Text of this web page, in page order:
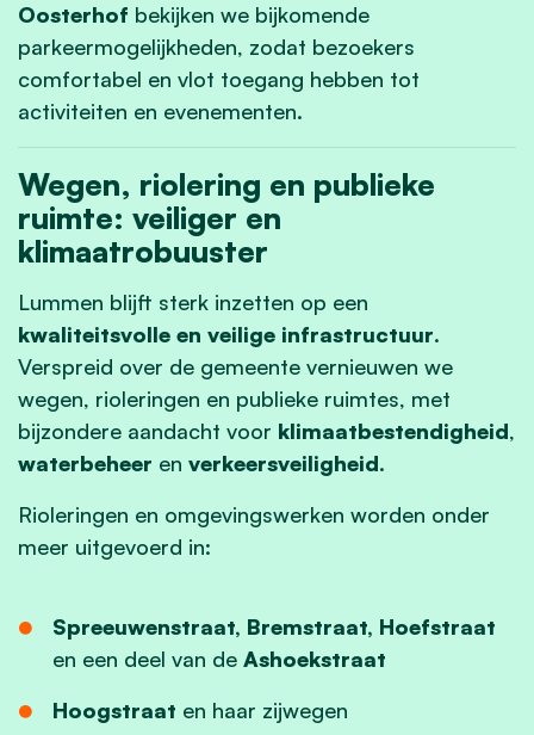
Oosterhof bekijken we bijkomende
parkeermogelijkheden, zodat bezoekers
comfortabel en vlot toegang hebben tot
activiteiten en evenementen.
Wegen, riolering en publieke
ruimte: veiliger en
klimaatrobuuster
Lummen blijft sterk inzetten op een
kwaliteitsvolle en veilige infrastructuur.
Verspreid over de gemeente vernieuwen we
wegen, rioleringen en publieke ruimtes, met
bijzondere aandacht voor klimaatbestendigheid,
waterbeheer en verkeersveiligheid.
Rioleringen en omgevingswerken worden onder
meer uitgevoerd in:
Spreeuwenstraat, Bremstraat, Hoefstraat
en een deel van de Ashoekstraat
Hoogstraat en haar zijwegen